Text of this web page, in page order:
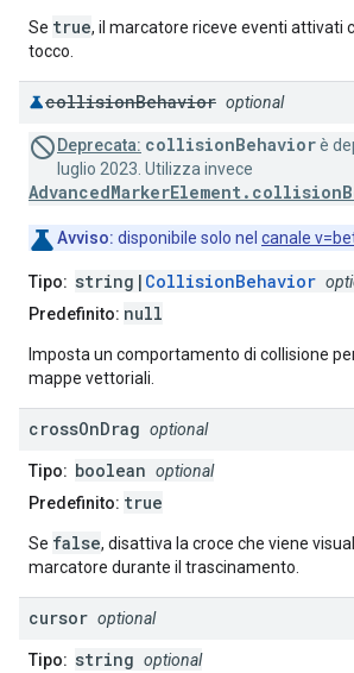
Se true, il marcatore riceve eventi attivati
tocco.
collisionBehavior optional
Deprecata: collisionBehaviorè
luglio 2023. Utilizza invece
Avviso: disponibile solo nel canale
Tipo: string| CollisionBehavior
Predefinito: null
Imposta un comportamento di collisione
mappe vettoriali.
crossOnDrag optional
Tipo: boolean optional
Predefinito: true
Se false, disattiva la croce che viene
marcatore durante il trascinamento.
cursor optional
Tipo: string optional